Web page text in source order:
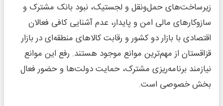
زیرساخت‌های حمل‌ونقل و لجستیک، نبود بانک مشترک و
سازوکارهای مالی امن و پایدار، عدم آشنایی کافی فعالان
اقتصادی با بازار دو کشور و رقابت کالاهای منطقه‌ای در بازار
قزاقستان از مهم‌ترین موانع موجود هستند. رفع این موانع
نیازمند برنامه‌ریزی مشترک، حمایت دولت‌ها و حضور فعال
بخش خصوصی است.